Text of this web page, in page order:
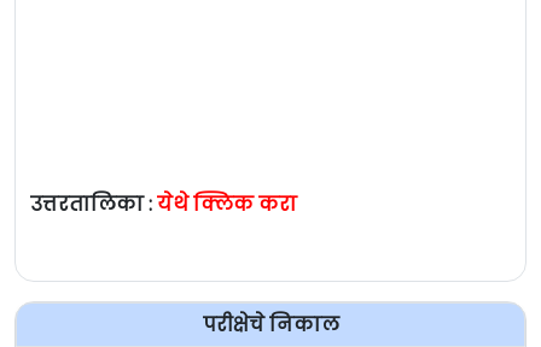
उत्तरतालिका :येथे क्लिक करा
परीक्षेचे निकाल